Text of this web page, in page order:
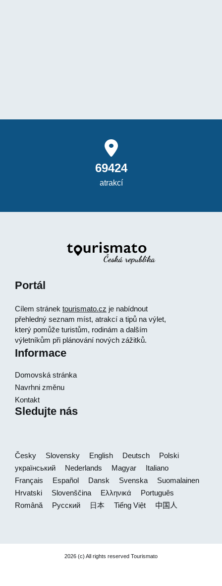
69424
atrakcí
Portál
Cílem stránek tourismato.cz je nabídnout
přehledný seznam míst, atrakcí a tipů na výlet,
který pomůže turistům, rodinám a dalším
výletníkům při plánování nových zážitků.
Informace
Domovská stránka
Navrhni změnu
Kontakt
Sledujte nás
Česky Slovensky English Deutsch
Polski
український
Nederlands Magyar
Italiano
Français
Español Dansk Svenska
Suomalainen
Hrvatski
Slovenščina Ελληνικά
Português
Română
Русский 日本 Tiếng Việt 中国人
2026 (c) All rights reserved Tourismato